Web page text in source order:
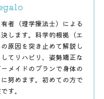
者（理学療法士）による
します。科学的根拠（エ
原因を突き止めて解説し
てリハビリ、姿勢矯正な
メイドのプランで身体の
努めます。初めての方で
す。